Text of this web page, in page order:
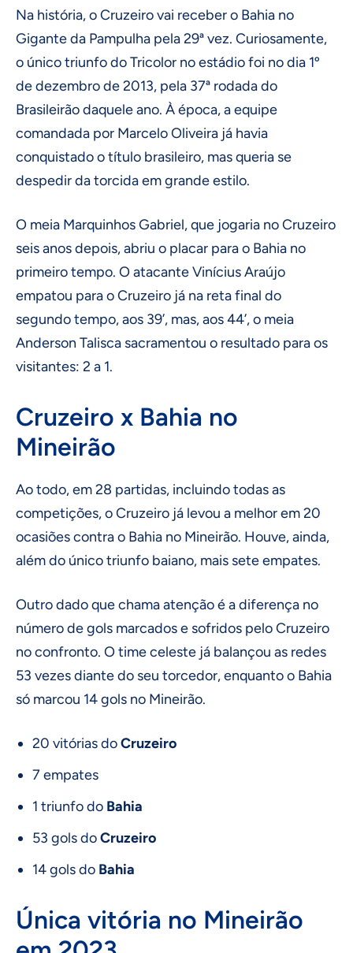
Na história, o Cruzeiro vai receber o Bahia no
Gigante da Pampulha pela 29ª vez. Curiosamente,
o único triunfo do Tricolor no estádio foi no dia 1º
de dezembro de 2013, pela 37ª rodada do
Brasileirão daquele ano. À época, a equipe
comandada por Marcelo Oliveira já havia
conquistado o título brasileiro, mas queria se
despedir da torcida em grande estilo.
O meia Marquinhos Gabriel, que jogaria no Cruzeiro
seis anos depois, abriu o placar para o Bahia no
primeiro tempo. O atacante Vinícius Araújo
empatou para o Cruzeiro já na reta final do
segundo tempo, aos 39’, mas, aos 44’, o meia
Anderson Talisca sacramentou o resultado para os
visitantes: 2 a 1.
Cruzeiro x Bahia no
Mineirão
Ao todo, em 28 partidas, incluindo todas as
competições, o Cruzeiro já levou a melhor em 20
ocasiões contra o Bahia no Mineirão. Houve, ainda,
além do único triunfo baiano, mais sete empates.
Outro dado que chama atenção é a diferença no
número de gols marcados e sofridos pelo Cruzeiro
no confronto. O time celeste já balançou as redes
53 vezes diante do seu torcedor, enquanto o Bahia
só marcou 14 gols no Mineirão.
20 vitórias doCruzeiro
7 empates
1 triunfo do Bahia
53 gols doCruzeiro
14 gols do Bahia
Única vitória no Mineirão